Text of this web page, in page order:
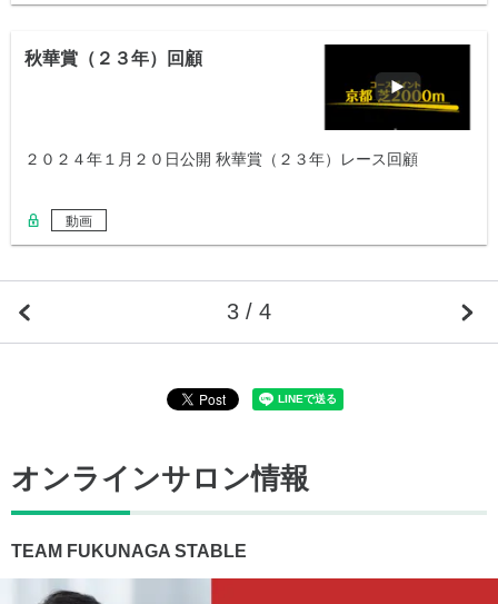
秋華賞（２３年）回顧
２０２４年１月２０日公開 秋華賞（２３年）レース回顧
動画
3 / 4
オンラインサロン情報
TEAM FUKUNAGA STABLE